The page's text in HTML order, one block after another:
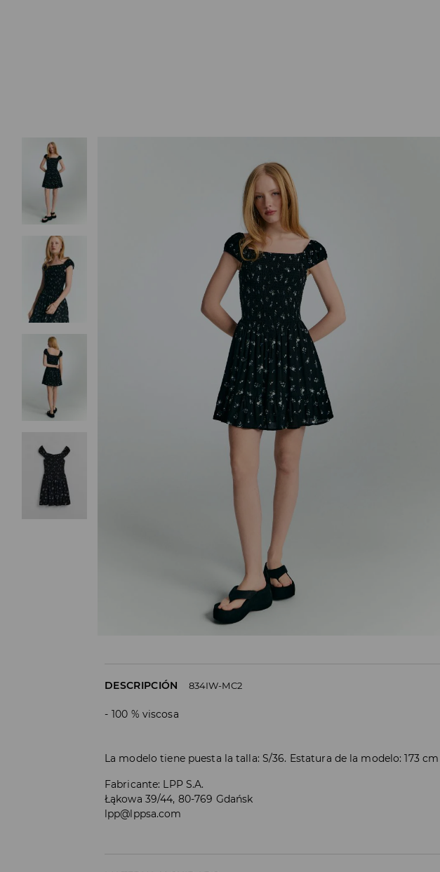
DESCRIPCIÓN 834IW-MC2
100 % viscosa
La modelo tiene puesta la talla: S/36. Estatura de la modelo: 173 cm
Fabricante: LPP S.A.
Łąkowa 39/44, 80-769 Gdańsk
lpp@lppsa.com